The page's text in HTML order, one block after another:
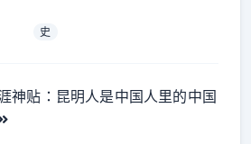
史
神贴：昆明人是中国人里的中国